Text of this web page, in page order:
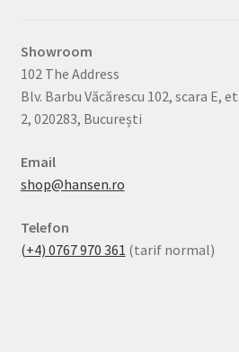
Showroom
102 The Address
Blv. Barbu Văcărescu 102, scara E,
2, 020283, București
Email
shop@hansen.ro
Telefon
(+4) 0767 970 361 (tarif normal)